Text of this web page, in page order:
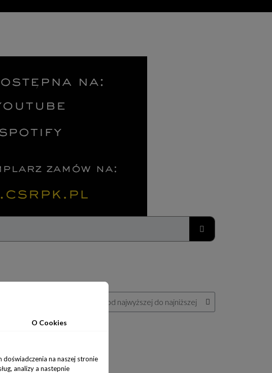
O Cookies
na naszej stronie
analizy a nastepnie